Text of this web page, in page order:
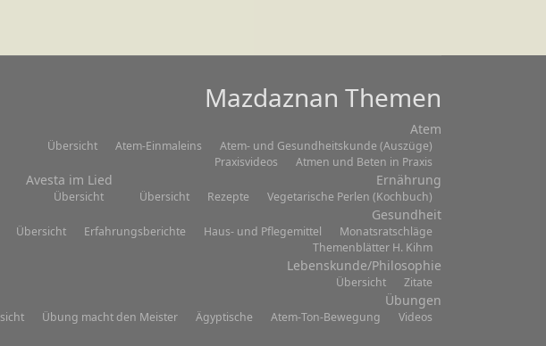
Mazdaznan Themen
Atem
Übersicht Atem-Einmaleins
Atem- und Gesundheitskunde (Auszüge)
Praxisvideos
Atmen und Beten in Praxis
Avesta im Lied
Übersicht
Ernährung
Übersicht Rezepte Vegetarische Perlen (Kochbuch)
Gesundheit
Übersicht Erfahrungsberichte Haus- und Pflegemittel
Monatsratschläge
Themenblätter H. Kihm
Lebenskunde/Philosophie
Übersicht Zitate
Übungen
Übung macht den Meister Ägyptische Atem-Ton-Bewegung Videos